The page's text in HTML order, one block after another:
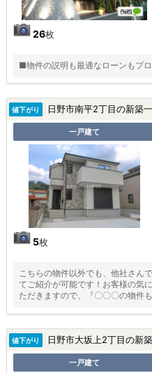
26枚
■物件の説明も最適なローンもプ
値下がり 日野市南平2丁目の新築
一戸建て
5枚
こちらの物件以外でも、他社さん
てご紹介が可能です！お客様の気
ただきますので、『〇〇〇の物件
値下がり 日野市大坂上2丁目の新
一戸建て